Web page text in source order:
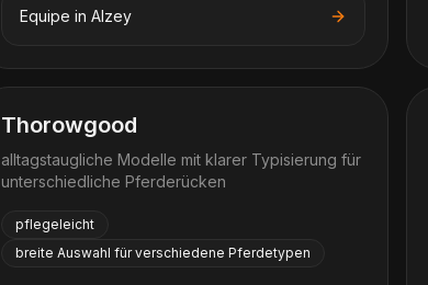
Equipe inAlzey
Thorowgood
alltagstaugliche Modelle mit klarer Typisierung für
unterschiedliche Pferderücken
pflegeleicht
breite Auswahl für verschiedene Pferdetypen